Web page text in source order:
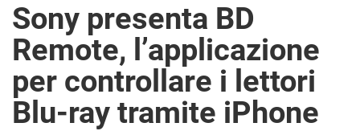
Sony presenta BD
Remote, l’applicazione
per controllare i lettori
Blu-ray tramite iPhone